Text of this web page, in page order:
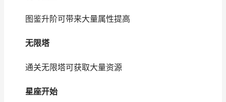
图鉴升阶可带来大量属性提高
无限塔
通关无限塔可获取大量资源
星座开始